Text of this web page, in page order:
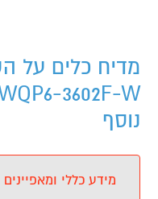
נוסף
מידע כללי ומאפיינים